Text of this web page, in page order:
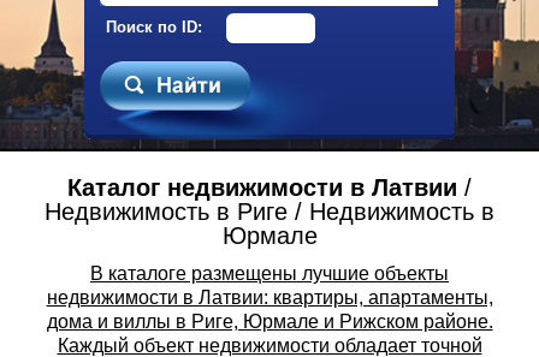
Поиск по ID:
Каталог недвижимости в Латвии /
Недвижимость в Риге / Недвижимость в
Юрмале
В каталоге размещены лучшие объекты
недвижимости в Латвии: квартиры, апартаменты,
дома и виллы в Риге, Юрмале и Рижском районе.
Каждый объект недвижимости обладает точной